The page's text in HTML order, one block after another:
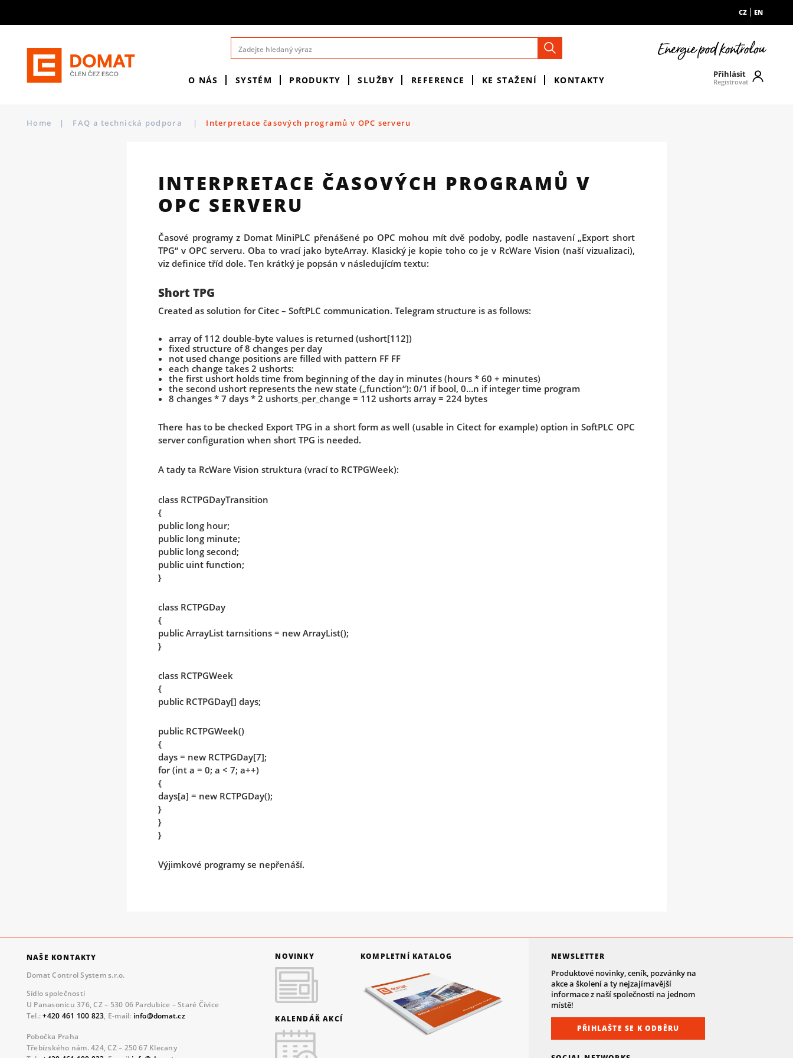
CZ EN
O NÁS SYSTÉM PRODUKTY SLUŽBY REFERENCE KE STAŽENÍ KONTAKTY
Přihlásit
Registrovat
Home | FAQ a technická podpora | Interpretace časových programů v OPC serveru
INTERPRETACE ČASOVÝCH PROGRAMŮ V
OPC SERVERU
Časové programy z Domat MiniPLC přenášené po OPC mohou mít dvě podoby, podle nastavení „Export short
TPG“ v OPC serveru. Oba to vrací jako byteArray. Klasický je kopie toho co je v RcWare Vision (naší vizualizaci),
viz definice tříd dole. Ten krátký je popsán v následujícím textu:
Short TPG
Created as solution for Citec – SoftPLC communication. Telegram structure is as follows:
array of 112 double-byte values is returned (ushort[112])
fixed structure of 8 changes per day
not used change positions are filled with pattern FF FF
each change takes 2 ushorts:
the first ushort holds time from beginning of the day in minutes (hours * 60 + minutes)
the second ushort represents the new state („function“): 0/1 if bool, 0…n if integer time program
8 changes * 7 days * 2 ushorts_per_change = 112 ushorts array = 224 bytes
There has to be checked Export TPG in a short form as well (usable in Citect for example) option in SoftPLC OPC
server configuration when short TPG is needed.
A tady ta RcWare Vision struktura (vrací to RCTPGWeek):
class RCTPGDayTransition
{
public long hour;
public long minute;
public long second;
public uint function;
}
class RCTPGDay
{
public ArrayList tarnsitions = new ArrayList();
}
class RCTPGWeek
{
public RCTPGDay[] days;
public RCTPGWeek()
{
days = new RCTPGDay[7];
for (int a = 0; a < 7; a++)
{
days[a] = new RCTPGDay();
}
}
}
Výjimkové programy se nepřenáší.
NEWSLETTER
Produktové novinky, ceník, pozvánky na
akce a školení a ty nejzajímavější
informace z naší společnosti na jednom
místě!
PŘIHLAŠTE SE K ODBĚRU
NOVINKY
KALENDÁŘ AKCÍ
KOMPLETNÍ KATALOG
NAŠE KONTAKTY
Domat Control System s.r.o.
Sídlo společnosti
U Panasonicu 376, CZ – 530 06 Pardubice – Staré Čívice
Tel.:+420 461 100 823, E-mail: info@domat.cz
Pobočka Praha
Třebízského nám. 424, CZ – 250 67 Klecany